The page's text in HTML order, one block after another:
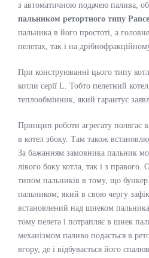
з автоматичною подачею палива,
пальником ретортного типу
пальника в його простоті, а
пелетах, так і на
При конструюванні цього типу
котли серії L. Тобто пелетний
теплообмінник, який гарантує
Принцип роботи агрегату полягає
в котел збоку. Там також
За бажанням замовника пальник
лівого боку котла, так і з правого.
типом пальників в тому, що
пальником, який в свою чергу
встановлений над шнеком
тому пелета і потрапляє в шнек
механізмом паливо подається в
вгору, де і відбувається його